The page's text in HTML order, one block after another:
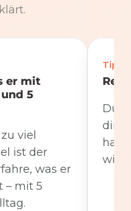
er mit
5
viel
ist der
was er
– mit 5
Tipps
Du
hat.